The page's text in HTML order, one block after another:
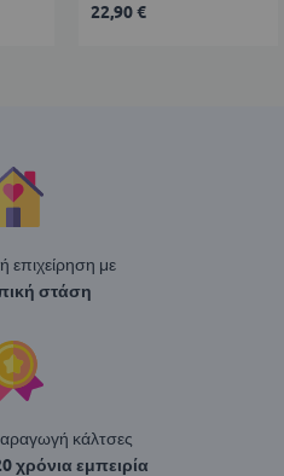
22,90 €
επιχείρηση με
στάση
κάλτσες
χρόνια εμπειρία